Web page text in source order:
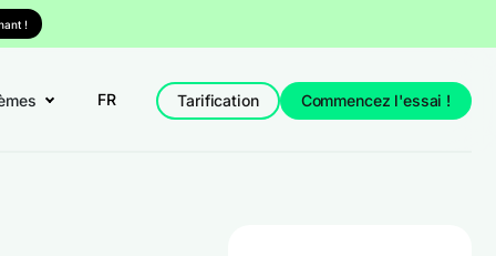
!
FR Tarification Commencez l'essai !